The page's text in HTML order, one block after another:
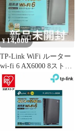
¥14,000
TP-Link WiFi ルーター
wi-fi 6 AX6000 8ストリ
ーム